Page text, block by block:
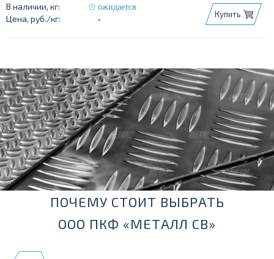
ожидается
-
Купить
ПОЧЕМУ СТОИТ ВЫБРАТЬ
ООО ПКФ «МЕТАЛЛ СВ»